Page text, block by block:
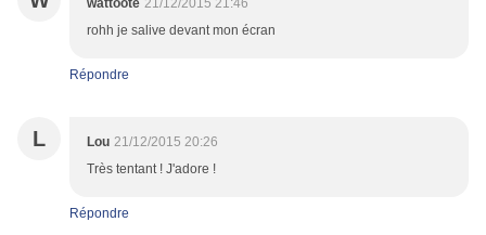
wattoote 21/12/2015 21:46
rohh je salive devant mon écran
Répondre
L Lou 21/12/2015 20:26
Très tentant ! J'adore !
Répondre